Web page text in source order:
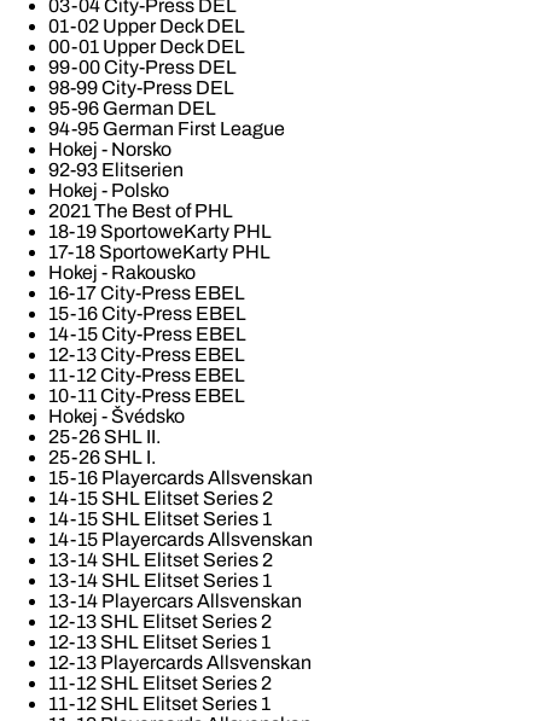
03-04 City-Press DEL
01-02 Upper Deck DEL
00-01 Upper Deck DEL
99-00 City-Press DEL
98-99 City-Press DEL
95-96 German DEL
94-95 German First League
Hokej - Norsko
92-93 Elitserien
Hokej - Polsko
2021 The Best of PHL
18-19 SportoweKarty PHL
17-18 SportoweKarty PHL
Hokej - Rakousko
16-17 City-Press EBEL
15-16 City-Press EBEL
14-15 City-Press EBEL
12-13 City-Press EBEL
11-12 City-Press EBEL
10-11 City-Press EBEL
Hokej - Švédsko
25-26 SHL II.
25-26 SHL I.
15-16 Playercards Allsvenskan
14-15 SHL Elitset Series 2
14-15 SHL Elitset Series 1
14-15 Playercards Allsvenskan
13-14 SHL Elitset Series 2
13-14 SHL Elitset Series 1
13-14 Playercars Allsvenskan
12-13 SHL Elitset Series 2
12-13 SHL Elitset Series 1
12-13 Playercards Allsvenskan
11-12 SHL Elitset Series 2
11-12 SHL Elitset Series 1